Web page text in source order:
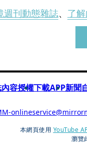
週刊動態雜誌、 了
內容授權下載APP新聞
本網頁使用 YouTube
瀏覽